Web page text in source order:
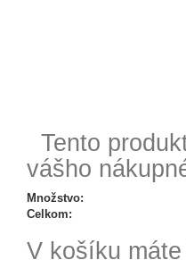
Tento
vášho
Množstvo:
Celkom:
V košíku